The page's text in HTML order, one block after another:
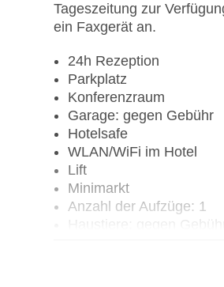
Tageszeitung zur
ein Faxgerät an.
24h Rezeption
Parkplatz
Konferenzraum
Garage: gegen Gebühr
Hotelsafe
WLAN/WiFi im Hotel
Lift
Minimarkt
Anzahl der Aufzüge: 1